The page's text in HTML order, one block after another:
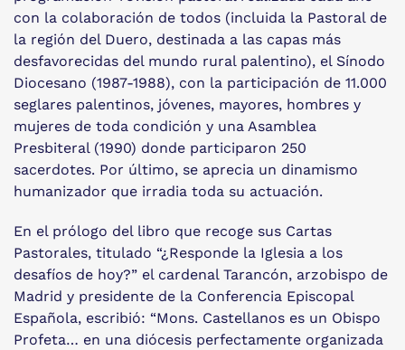
con la colaboración de todos (incluida la Pastoral de
la región del Duero, destinada a las capas más
desfavorecidas del mundo rural palentino), el Sínodo
Diocesano (1987-1988), con la participación de 11.000
seglares palentinos, jóvenes, mayores, hombres y
mujeres de toda condición y una Asamblea
Presbiteral (1990) donde participaron 250
sacerdotes. Por último, se aprecia un dinamismo
humanizador que irradia toda su actuación.
En el prólogo del libro que recoge sus Cartas
Pastorales, titulado “¿Responde la Iglesia a los
desafíos de hoy?” el cardenal Tarancón, arzobispo de
Madrid y presidente de la Conferencia Episcopal
Española, escribió: “Mons. Castellanos es un Obispo
Profeta… en una diócesis perfectamente organizada